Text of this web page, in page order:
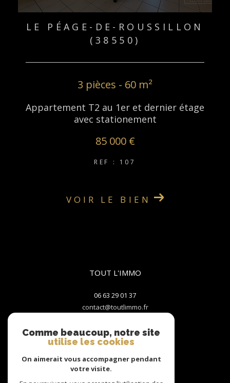
LE PÉAGE-DE-ROUSSILLON
(38550)
3 pièces - 60 m²
Appartement T2 au 1er et dernier étage
avec stationement
85 000 €
REF : 107
VOIR LE BIEN
TOUT L'IMMO
06 63 29 01 37
contact@toutlimmo.fr
38550 LE PÉAGE-DE-ROUSSILLON
Nous suivre sur
Comme beaucoup, notre site
utilise les cookies
On aimerait vous accompagner pendant
votre visite.